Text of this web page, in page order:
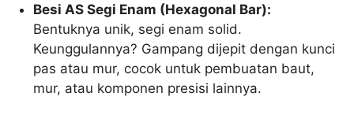
Besi AS Segi Enam (Hexagonal Bar):
Bentuknya unik, segi enam solid.
Keunggulannya? Gampang dijepit dengan kunci
pas atau mur, cocok untuk pembuatan baut,
mur, atau komponen presisi lainnya.